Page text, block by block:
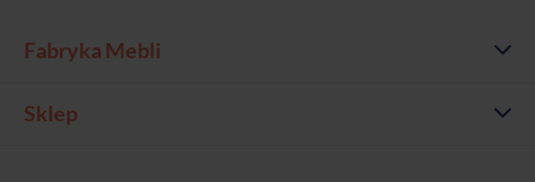
Fabryka Mebli
Sklep